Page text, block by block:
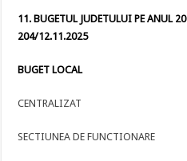
11. BUGETUL JUDETULUI PE ANUL
204/12.11.2025
BUGET LOCAL
CENTRALIZAT
SECTIUNEA DE FUNCTIONARE